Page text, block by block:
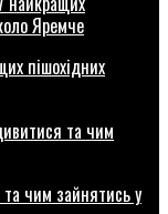
пішохідних
чим зайнятись у